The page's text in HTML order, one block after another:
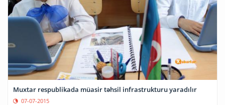
Muxtar respublikada müasir təhsil infrastrukturu yaradılır
07-07-2015